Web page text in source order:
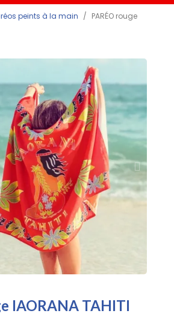
peints à la main
PARÉO rouge
IAORANA TAHITI